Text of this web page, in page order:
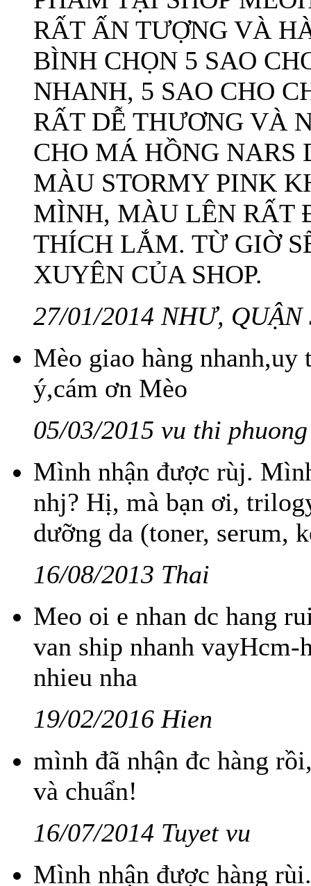
RẤT ẤN TƯỢNG VÀ
BÌNH CHỌN 5 SAO
NHANH, 5 SAO CHO
RẤT DỄ THƯƠNG VÀ
CHO MÁ HỒNG NARS
MÀU STORMY PINK
MÌNH, MÀU LÊN RẤT
THÍCH LẮM. TỪ GIỜ
XUYÊN CỦA SHOP.
27/01/2014 NHƯ, QUẬN
Mèo giao hàng
ý,cám ơn Mèo
05/03/2015 vu thi
Mình nhận được rùj.
nhj? Hị, mà bạn ơi,
dưỡng da (toner, serum,
16/08/2013 Thai
Meo oi e nhan dc hang
van ship nhanh vayHcm-
nhieu nha
19/02/2016 Hien
mình đã nhận đc hàng
và chuẩn!
16/07/2014 Tuyet vu
Mình nhận được hàng